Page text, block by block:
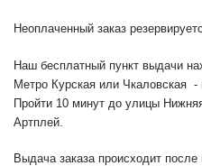
Неоплаченный заказ
Наш бесплатный пункт выдачи
Метро Курская или Чкаловская
Пройти 10 минут до улицы
Артплей.
Выдача заказа происходит